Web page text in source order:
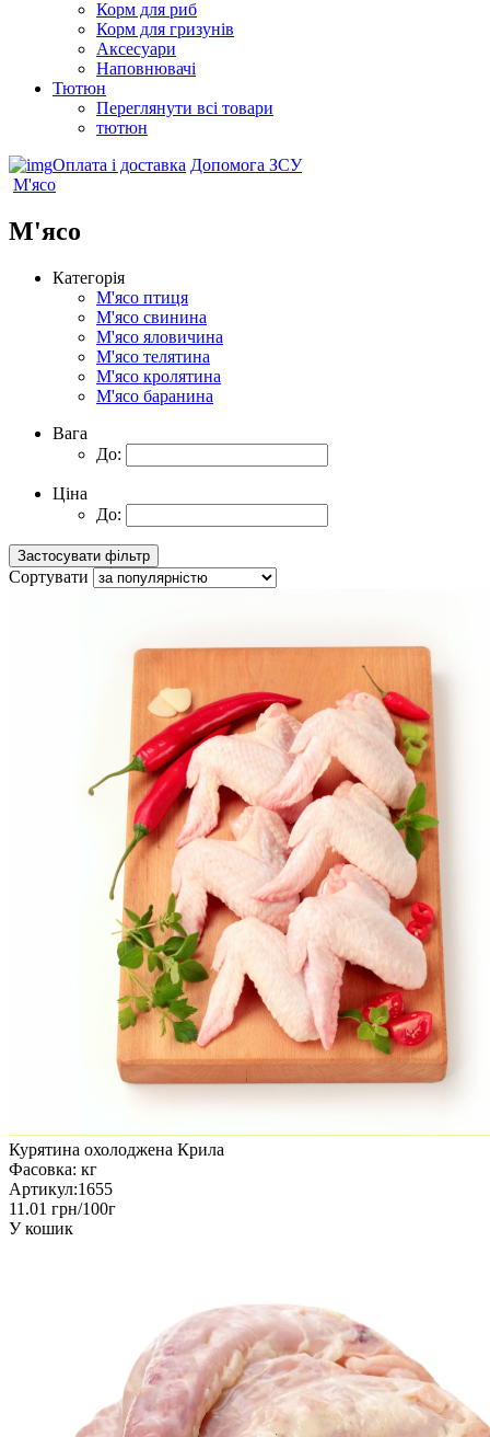
Корм для риб
Корм для гризунів
Аксесуари
Наповнювачі
Тютюн
Переглянути всі товари
тютюн
Оплата і доставка Допомога ЗСУ
М'ясо
М'ясо
Категорія
М'ясо птиця
М'ясо свинина
М'ясо яловичина
М'ясо телятина
М'ясо кролятина
М'ясо баранина
Вага
До:
Ціна
До:
Сортувати
Курятина охолоджена Крила
Фасовка: кг
Артикул:1655
11.01 грн/100г
У кошик